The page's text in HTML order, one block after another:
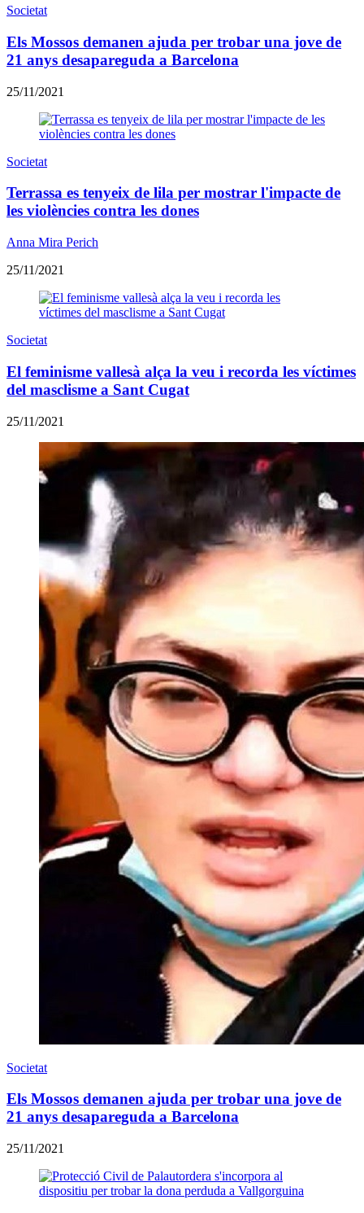
Societat
Els Mossos demanen ajuda per trobar una jove de
21 anys desapareguda a Barcelona
25/11/2021
Societat
Terrassa es tenyeix de lila per mostrar l'impacte de
les violències contra les dones
Anna Mira Perich
25/11/2021
Societat
El feminisme vallesà alça la veu i recorda les víctimes
del masclisme a Sant Cugat
25/11/2021
Societat
Els Mossos demanen ajuda per trobar una jove de
21 anys desapareguda a Barcelona
25/11/2021